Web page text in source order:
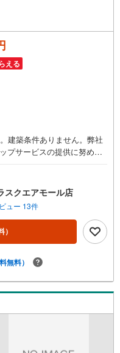
える
建築条件ありません。弊社
プサービスの提供に努めて
携FPへの無料個別相談サ
ンシャルプランナーと無料
以外にも保険や教育資金、
成も無料でご利用頂けま
ム、新築請負グループ会社
フォームや注文建築につい
間はお電話でのお問合わ
活用した、非接触でのお打
項説明」による非接触で
テート白馬大宮SQM店は毎
応可能です。現地でのお待
学も可能です、お気軽にご
クエアモール店
ュー 13件
）
無料）